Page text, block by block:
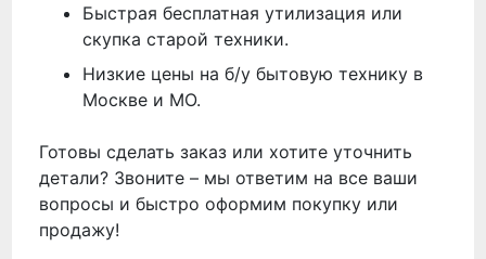
Быстрая бесплатная утилизация или
скупка старой техники.
Низкие цены на б/у бытовую технику в
Москве и МО.
Готовы сделать заказ или хотите уточнить
детали? Звоните – мы ответим на все ваши
вопросы и быстро оформим покупку или
продажу!